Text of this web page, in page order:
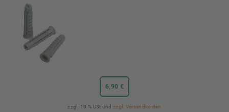
6,90 €
zzgl. 19 % USt und zzgl. Versandkosten